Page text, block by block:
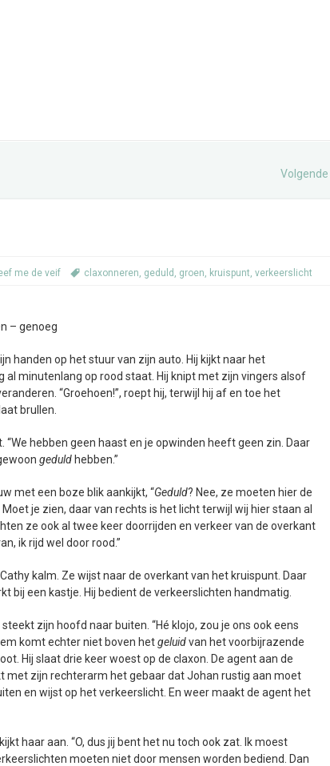
Volgende
me de veif claxonneren, geduld , groen, kruispunt, verkeerslicht
– genoeg
handen op het stuur van zijn auto. Hij kijkt naar het
al minutenlang op rood staat. Hij knipt met zijn vingers alsof
“Groehoen!”, roept hij, terwijl hij af en toe het
brullen.
“We hebben geen haast en je opwinden heeft geen zin. Daar
geduld hebben.”
met een boze blik aankijkt, “Geduld? Nee, ze moeten hier de
je zien, daar van rechts is het licht terwijl wij hier staan al
ze ook al twee keer doorrijden en verkeer van de overkant
ik rijd wel door rood.”
kalm. Ze wijst naar de overkant van het kruispunt. Daar
bij een kastje. Hij bedient de verkeerslichten handmatig.
zijn hoofd naar buiten. “Hé klojo, zou je ons ook eens
komt echter niet boven hetgeluidvan het voorbijrazende
Hij slaat drie keer woest op de claxon. De agent aan de
met zijn rechterarm het gebaar dat Johan rustig aan moet
en wijst op het verkeerslicht. En weer maakt de agent het
haar aan. “O, dus jij bent het nu toch ook zat. Ik moest
moeten niet door mensen worden bediend. Dan